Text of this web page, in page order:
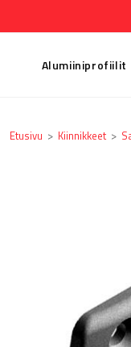
Alumiiniprofiilit
Etusivu > Kiinnikkeet >